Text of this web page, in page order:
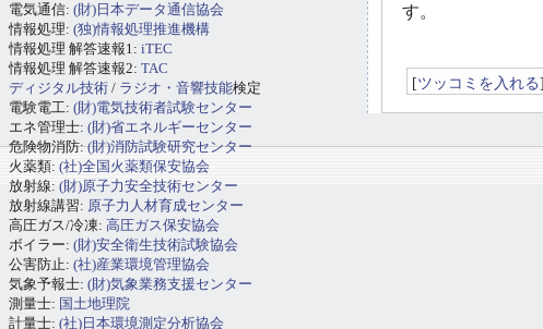
す。
[ツッコミを入れる]
電気通信: (財)日本データ通信協会
情報処理: (独)情報処理推進機構
情報処理 解答速報1: iTEC
情報処理 解答速報2: TAC
ディジタル技術 / ラジオ・音響技能検定
電験電工: (財)電気技術者試験センター
エネ管理士: (財)省エネルギーセンター
危険物消防:(財)消防試験研究センター
火薬類: (社)全国火薬類保安協会
放射線: (財)原子力安全技術センター
放射線講習: 原子力人材育成センター
高圧ガス/冷凍: 高圧ガス保安協会
ボイラー: (財)安全衛生技術試験協会
公害防止: (社)産業環境管理協会
気象予報士: (財)気象業務支援センター
測量士: 国土地理院
計量士: (社)日本環境測定分析協会